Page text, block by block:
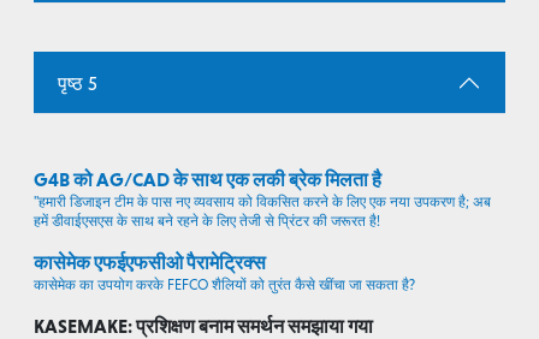
पृष्ठ 5
G4B को AG/CAD के साथ एक लकी ब्रेक मिलता है
"हमारी डिजाइन टीम के पास नए व्यवसाय को विकसित करने के लिए एक नया उपकरण है; अब
हमें डीवाईएसएस के साथ बने रहने के लिए तेजी से प्रिंटर की जरूरत है!
कासेमेक एफईएफसीओ पैरामेट्रिक्स
कासेमेक का उपयोग करके FEFCO शैलियों को तुरंत कैसे खींचा जा सकता है?
KASEMAKE: प्रशिक्षण बनाम समर्थन समझाया गया